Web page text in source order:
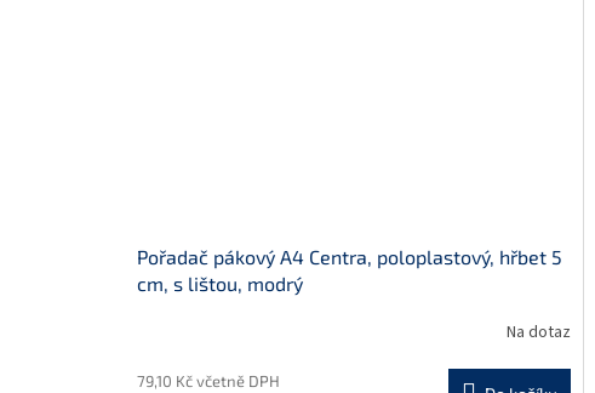
Pořadač pákový A4 Centra, poloplastový, hřbet 5
cm, s lištou, modrý
Na dotaz
79,10 Kč včetně DPH